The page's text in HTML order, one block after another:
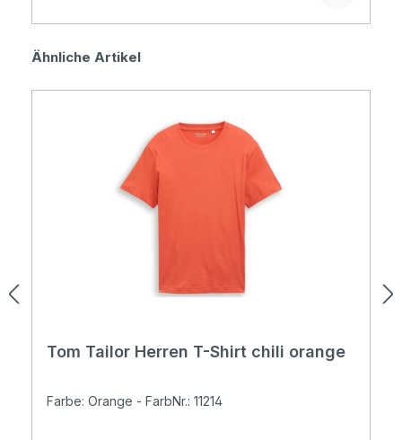
Produktgalerie überspringen
Ähnliche Artikel
Tom Tailor Herren T-Shirt chili orange
Farbe: Orange - FarbNr.: 11214